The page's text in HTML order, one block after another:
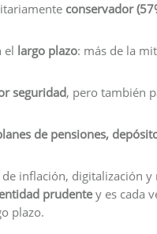
conservador
el largo plazo: más de la
seguridad, pero también
de pensiones,
inflación, digitalización
prudentey es cada
plazo.